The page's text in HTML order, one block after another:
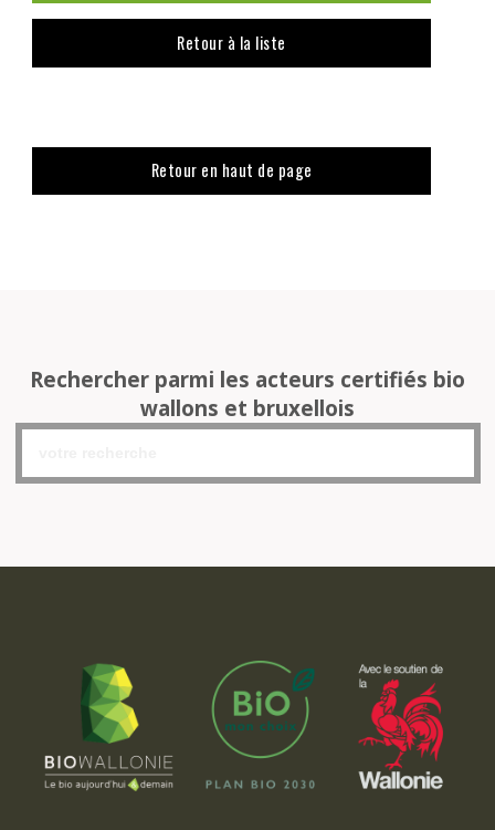
Retour à la liste
Retour en haut de page
Rechercher parmi les acteurs certifiés bio
wallons et bruxellois